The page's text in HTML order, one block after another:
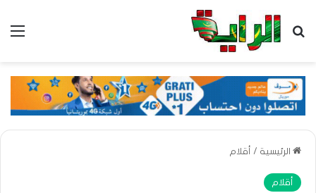
بحث عن
الرئيسية / أقلام
أقلام